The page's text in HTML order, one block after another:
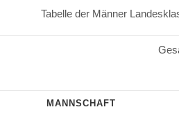
Tabelle der Männer
MANNSCHAFT